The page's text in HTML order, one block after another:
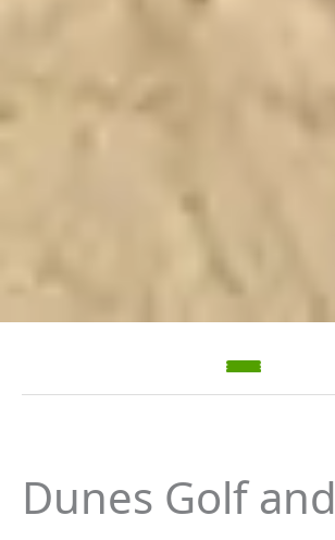
Dunes Golf and